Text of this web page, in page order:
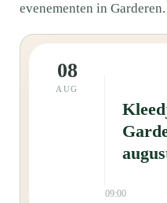
evenementen in Garderen.
08
AUG
09:00